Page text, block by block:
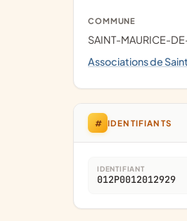
COMMUNE
SAINT-MAURICE-
Associations de
# IDENTIFIANTS
IDENTIFIANT
012P0012012929